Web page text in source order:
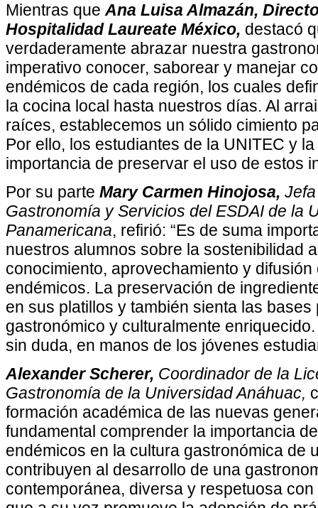
Mientras que Ana Luisa Almazán,
Hospitalidad Laureate México, destacó
verdaderamente abrazar nuestra
imperativo conocer, saborear y manejar
endémicos de cada región, los cuales
la cocina local hasta nuestros días. Al
raíces, establecemos un sólido cimiento
Por ello, los estudiantes de la UNITEC y
importancia de preservar el uso de estos
Por su parte Mary Carmen Hinojosa,
Gastronomía y Servicios del ESDAI de la
Panamericana, refirió: “Es de suma
nuestros alumnos sobre la sostenibilidad
conocimiento, aprovechamiento y
endémicos. La preservación de
en sus platillos y también sienta las bases
gastronómico y culturalmente
sin duda, en manos de los jóvenes
Alexander Scherer, Coordinador de la
Gastronomía de la Universidad Anáhuac,
formación académica de las nuevas
fundamental comprender la importancia
endémicos en la cultura gastronómica de
contribuyen al desarrollo de una
contemporánea, diversa y respetuosa